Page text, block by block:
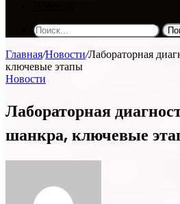
Главная/Новости/Лабораторная
ключевые этапы
Новости
Лабораторная
шанкра, ключевые